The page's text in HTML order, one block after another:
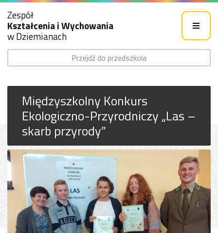
Zespół
Kształcenia i Wychowania
w Dziemianach
Przejdź do przedszkola
Międzyszkolny Konkurs
Ekologiczno-Przyrodniczy „Las –
skarb przyrody”